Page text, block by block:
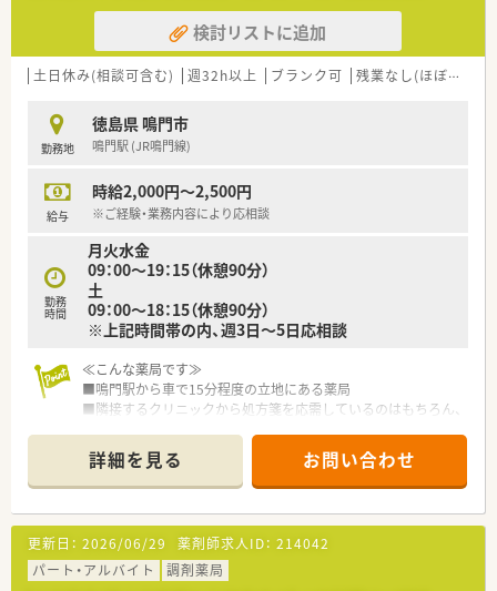
検討リストに追加
土日休み(相談可含む) 週32h以上 ブランク可 残業なし(ほぼなし含む)
勤務地
徳島県 鳴門市
鳴門駅 (JR鳴門線)
給与
時給2,000円～2,500円
※ご経験・業務内容により応相談
勤務
時間
月火水金
09：00～19：15（休憩90分）
土
09：00～18：15（休憩90分）
※上記時間帯の内、週3日～5日応相談
≪こんな薬局です≫
■鳴門駅から車で15分程度の立地にある薬局
■隣接するクリニックから処方箋を応需しているのはもちろん、
■住宅地の中にあり、近隣にお住まいの方が利用するかかりつけ
薬局です
≪こんな企業です≫
■徳島県内で店舗展開をしている企業
■代表は女性の方で子育てへの理解や休みの取りやすさが魅力
です
詳細を見る お問い合わせ
更新日： 2026/06/29 薬剤師求人ID： 214042
パート・アルバイト
調剤薬局